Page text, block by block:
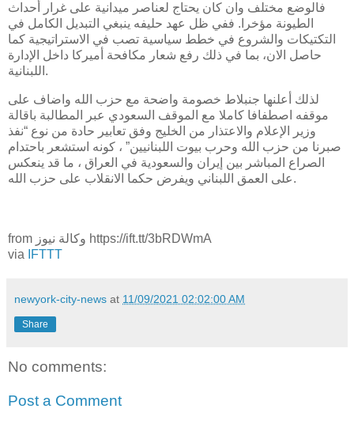
فالوضع مختلف وان كان يحتاج لعناصر ميدانية على غرار أحداث
الطيونة مؤخرا. ففي ظل عهد حليفه ينبغي التبديل الكامل في
التكتيكات والشروع في خطط سياسية تصب في الاستراتيجية كما
حاصل الان، بما في ذلك رفع شعار مكافحة أميركا داخل الإدارة
اللبنانية.
لذلك أعلنها جنبلاط خصومة واضحة مع حزب الله واضاف على
موقفه اصطفافا كاملا مع الموقف السعودي عبر المطالبة باقالة
وزير الإعلام والاعتذار من الخليج وفق تعابير حادة من نوع “نفذ
صبرنا من حزب الله وحرب بيوت اللبنانيين” ، كونه استشعر باحتدام
الصراع المباشر بين إيران والسعودية في العراق ، ما قد ينعكس
على العمق اللبناني ويفرض حكما الانقلاب على حزب الله.
from وكالة نيوز https://ift.tt/3bRDWmA
via
IFTTT
newyork-city-news at 11/09/2021 02:02:00 AM
Share
No comments:
Post a Comment